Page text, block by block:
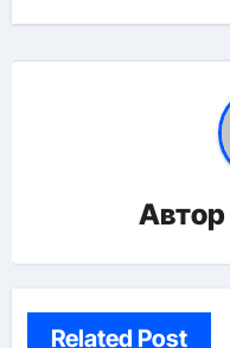
Автор
Related Post